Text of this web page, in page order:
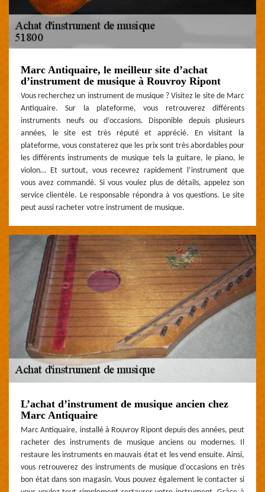
Marc Antiquaire, le meilleur site d’achat
d’instrument de musique à Rouvroy Ripont
Vous recherchez un instrument de musique ? Visitez le site de Marc
Antiquaire. Sur la plateforme, vous retrouverez différents
instruments neufs ou d’occasions. Disponible depuis plusieurs
années, le site est très réputé et apprécié. En visitant la
plateforme, vous constaterez que les prix sont très abordables pour
les différents instruments de musique tels la guitare, le piano, le
violon… Et surtout, vous recevrez rapidement l’instrument que
vous avez commandé. Si vous voulez plus de détails, appelez son
service clientèle. Le responsable répondra à vos questions. Le site
peut aussi racheter votre instrument de musique.
L’achat d’instrument de musique ancien chez
Marc Antiquaire
Marc Antiquaire, installé à Rouvroy Ripont depuis des années, peut
racheter des instruments de musique anciens ou modernes. Il
restaure les instruments en mauvais état et les vend ensuite. Ainsi,
vous retrouverez des instruments de musique d’occasions en très
bon état dans son magasin. Vous pouvez également le contacter si